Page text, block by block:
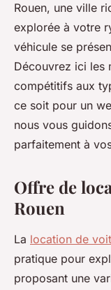
Rouen, une ville
explorée à votre
véhicule se
Découvrez ici les
compétitifs aux
ce soit pour un
nous vous
parfaitement à
Offre de
Rouen
La location de
pratique pour
proposant une